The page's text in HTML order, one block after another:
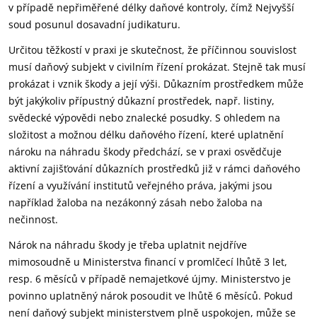
v případě nepřiměřené délky daňové kontroly, čímž Nejvyšší
soud posunul dosavadní judikaturu.
Určitou těžkostí v praxi je skutečnost, že příčinnou souvislost
musí daňový subjekt v civilním řízení prokázat. Stejně tak musí
prokázat i vznik škody a její výši. Důkazním prostředkem může
být jakýkoliv přípustný důkazní prostředek, např. listiny,
svědecké výpovědi nebo znalecké posudky. S ohledem na
složitost a možnou délku daňového řízení, které uplatnění
nároku na náhradu škody předchází, se v praxi osvědčuje
aktivní zajišťování důkazních prostředků již v rámci daňového
řízení a využívání institutů veřejného práva, jakými jsou
například žaloba na nezákonný zásah nebo žaloba na
nečinnost.
Nárok na náhradu škody je třeba uplatnit nejdříve
mimosoudně u Ministerstva financí v promlčecí lhůtě 3 let,
resp. 6 měsíců v případě nemajetkové újmy. Ministerstvo je
povinno uplatněný nárok posoudit ve lhůtě 6 měsíců. Pokud
není daňový subjekt ministerstvem plně uspokojen, může se